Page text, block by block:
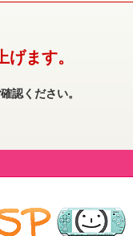
ます。
認ください。